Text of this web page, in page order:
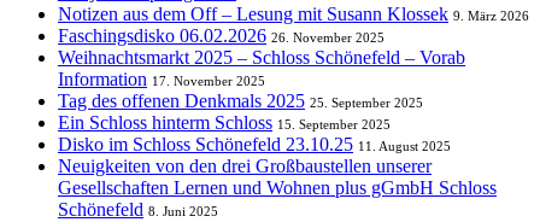
Notizen aus dem Off – Lesung mit Susann Klossek 9. März 2026
Faschingsdisko 06.02.2026 26. November 2025
Weihnachtsmarkt 2025 – Schloss Schönefeld – Vorab
Information 17. November 2025
Tag des offenen Denkmals 2025 25. September 2025
Ein Schloss hinterm Schloss 15. September 2025
Disko im Schloss Schönefeld 23.10.25 11. August 2025
Neuigkeiten von den drei Großbaustellen unserer
Gesellschaften Lernen und Wohnen plus gGmbH Schloss
Schönefeld 8. Juni 2025